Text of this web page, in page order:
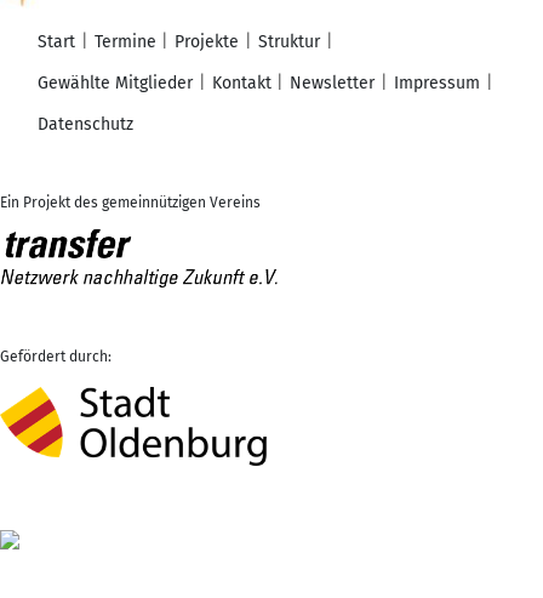
Start Termine Projekte
Struktur
Gewählte Mitglieder
Kontakt Newsletter
Impressum
Datenschutz
Ein Projekt des gemeinnützigen Vereins
Gefördert durch: